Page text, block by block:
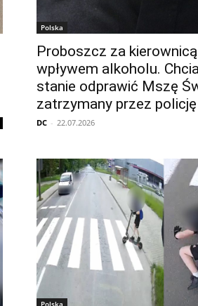
Polska
Proboszcz za
wpływem alkoholu.
stanie odprawić Mszę
zatrzymany przez policję
DC - 22.07.2026
Polska